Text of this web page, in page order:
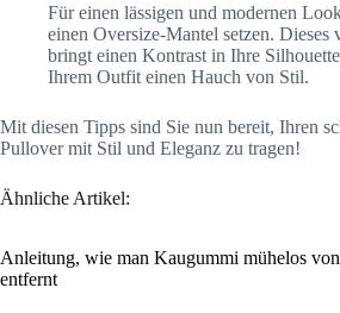
Für einen lässigen und modernen
einen Oversize-Mantel setzen. Dieses
bringt einen Kontrast in Ihre
Ihrem Outfit einen Hauch von Stil.
Mit diesen Tipps sind Sie nun bereit, Ihren
Pullover mit Stil und Eleganz zu tragen!
Ähnliche Artikel:
Anleitung, wie man Kaugummi mühelos
entfernt